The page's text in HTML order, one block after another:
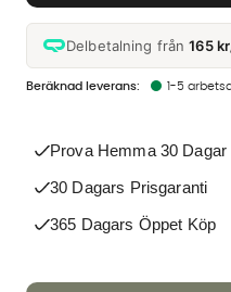
Delbetalning från165
1-5
Prova Hemma 30 Dagar
30 Dagars Prisgaranti
365 Dagars Öppet Köp